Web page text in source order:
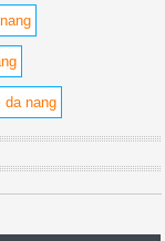
da nang